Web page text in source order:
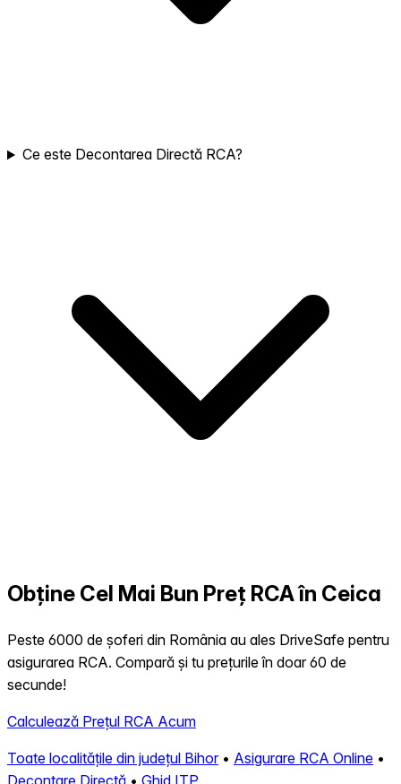
Ce este Decontarea Directă RCA?
Obține Cel Mai Bun Preț RCA în Ceica
Peste 6000 de șoferi din România au ales DriveSafe pentru
asigurarea RCA. Compară și tu prețurile în doar 60 de
secunde!
Calculează Prețul RCA Acum
Toate localitățile din județul Bihor• Asigurare RCA Online •